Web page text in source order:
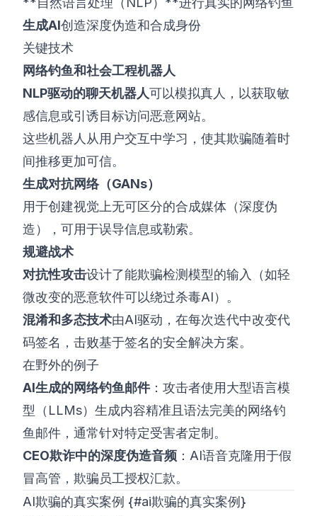
生成AI创造深度伪造和合成身份
关键技术
网络钓鱼和社会工程机器人
NLP驱动的聊天机器人可以模拟真人，以获取敏
感信息或引诱目标访问恶意网站。
这些机器人从用户交互中学习，使其欺骗随着时
间推移更加可信。
生成对抗网络（GANs）
用于创建视觉上无可区分的合成媒体（深度伪
造），可用于误导信息或勒索。
规避战术
对抗性攻击设计了能欺骗检测模型的输入（如轻
微改变的恶意软件可以绕过杀毒AI）。
混淆和多态技术由AI驱动，在每次迭代中改变代
码签名，击败基于签名的安全解决方案。
在野外的例子
AI生成的网络钓鱼邮件：攻击者使用大型语言模
型（LLMs）生成内容精准且语法完美的网络钓
鱼邮件，通常针对特定受害者定制。
CEO欺诈中的深度伪造音频 ：AI语音克隆用于假
冒高管，欺骗员工授权汇款。
AI欺骗的真实案例 {#ai欺骗的真实案例}